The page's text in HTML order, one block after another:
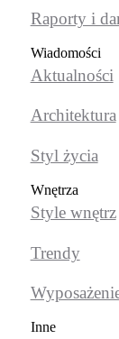
Raporty i
Wiadomości
Aktualności
Architektura
Styl życia
Wnętrza
Style wnętrz
Trendy
Inne